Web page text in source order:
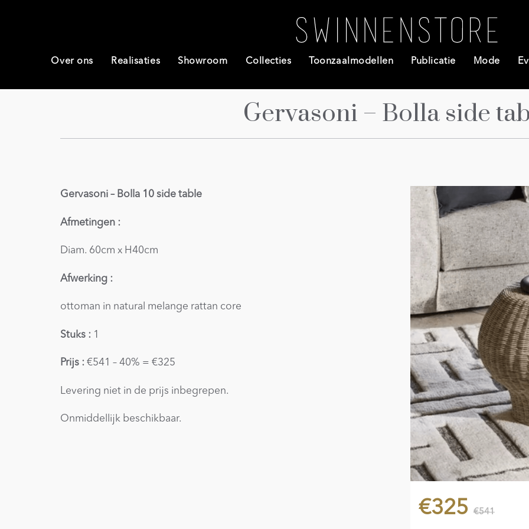
Over ons Realisaties Showroom Collecties Toonzaalmodellen Publicatie Mode
Gervasoni – Bolla side
Gervasoni – Bolla 10 side table
Afmetingen :
Diam. 60cm x H40cm
Afwerking :
ottoman in natural melange rattan core
Stuks : 1
Prijs : €541 – 40% = €325
Levering niet in de prijs inbegrepen.
Onmiddellijk beschikbaar.
€325 €541